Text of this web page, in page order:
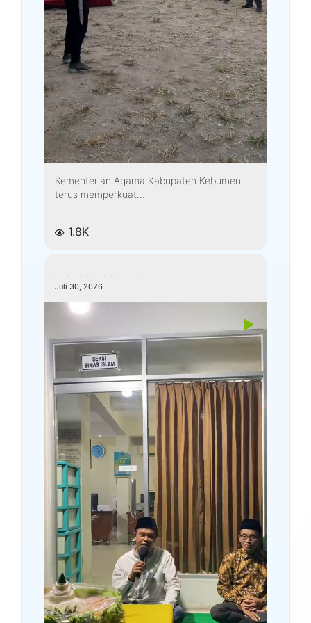
Kementerian Agama Kabupaten Kebumen
terus memperkuat...
1.8K
Juli 30, 2026